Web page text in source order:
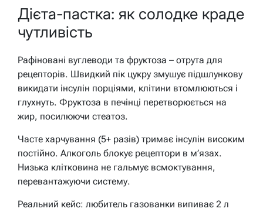
Дієта-пастка: як солодке краде
чутливість
Рафіновані вуглеводи та фруктоза – отрута для
рецепторів. Швидкий пік цукру змушує підшлункову
викидати інсулін порціями, клітини втомлюються і
глухнуть. Фруктоза в печінці перетворюється на
жир, посилюючи стеатоз.
Часте харчування (5+ разів) тримає інсулін високим
постійно. Алкоголь блокує рецептори в м’язах.
Низька клітковина не гальмує всмоктування,
перевантажуючи систему.
Реальний кейс: любитель газованки випиває 2 л